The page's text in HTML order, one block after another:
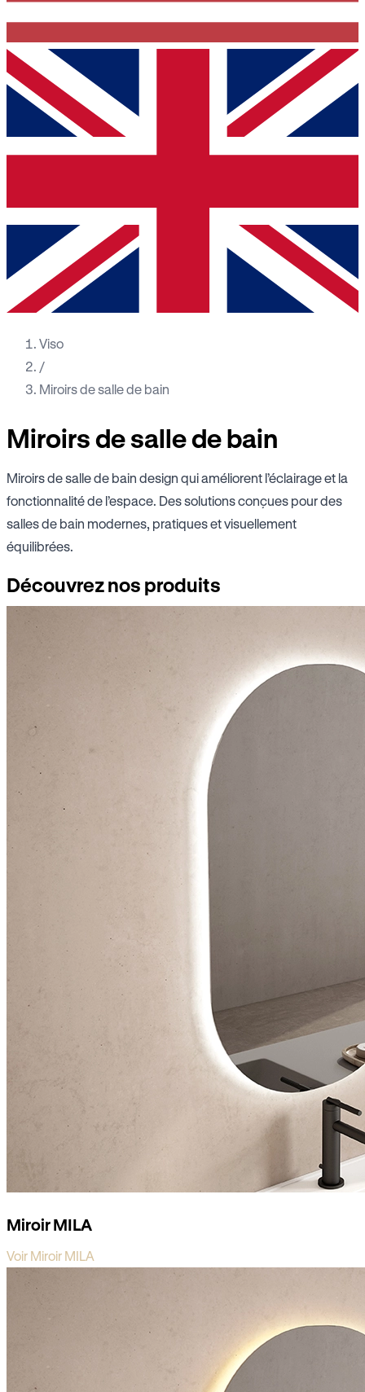
Viso
/
Miroirs de salle de bain
Miroirs de salle de bain
Miroirs de salle de bain design qui améliorent l’éclairage et la
fonctionnalité de l’espace. Des solutions conçues pour des
salles de bain modernes, pratiques et visuellement
équilibrées.
Découvrez nos produits
Miroir MILA
Voir Miroir MILA